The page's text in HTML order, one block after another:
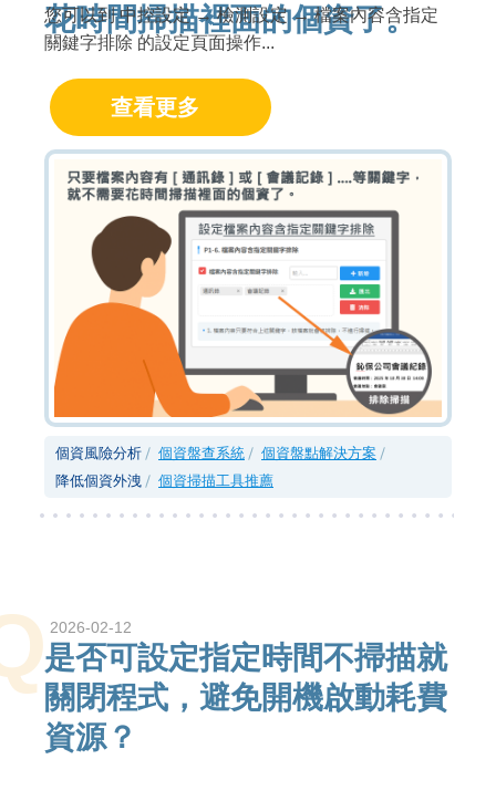
花時間掃描裡面的個資了。
您可以到 中控設定 → 檢測設定 → 檔案內容含指定
關鍵字排除 的設定頁面操作...
查看更多
個資風險分析 個資盤查系統
個資盤點解決方案
降低個資外洩
個資掃描工具推薦
2026-02-12
是否可設定指定時間不掃描就
關閉程式，避免開機啟動耗費
資源？